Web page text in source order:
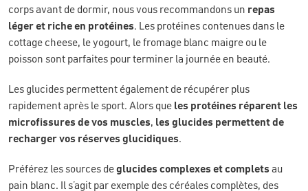
corps avant de dormir, nous vous recommandons un repas
léger et riche en protéines. Les protéines contenues dans le
cottage cheese, le yogourt, le fromage blanc maigre ou le
poisson sont parfaites pour terminer la journée en beauté.
Les glucides permettent également de récupérer plus
rapidement après le sport. Alors que les protéines réparent les
microfissures de vos muscles, les glucides permettent de
recharger vos réserves glucidiques.
Préférez les sources deglucides complexes et complets au
pain blanc. Il s’agit par exemple des céréales complètes, des